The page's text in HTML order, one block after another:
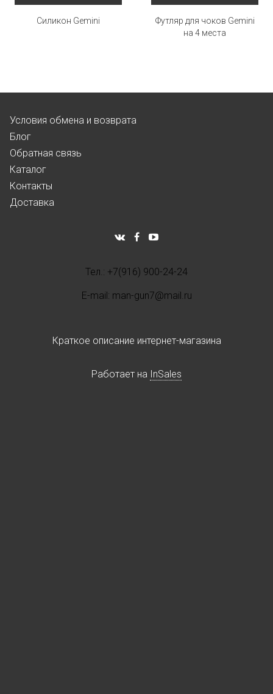
Силикон Gemini
Футляр для чоков Gemini
на 4 места
Условия обмена и возврата
Блог
Обратная связь
Каталог
Контакты
Доставка
Тел.: +7(916) 900-24-24
E-mail: man-gun7@mail.ru
Краткое описание интернет-магазина
Работает на InSales